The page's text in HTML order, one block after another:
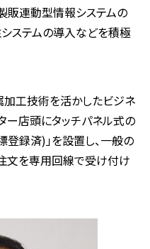
販連動型情報システムの
ステムの導入などを積極
加工技術を活かしたビジネ
ー店頭にタッチパネル式の
登録済)」を設置し、一般の
文を専用回線で受け付け